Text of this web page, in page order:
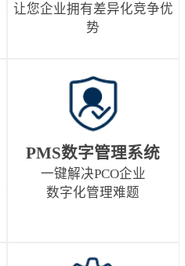
让您企业拥有差异化竞争优
势
PMS数字管理系统
一键解决PCO企业
数字化管理难题